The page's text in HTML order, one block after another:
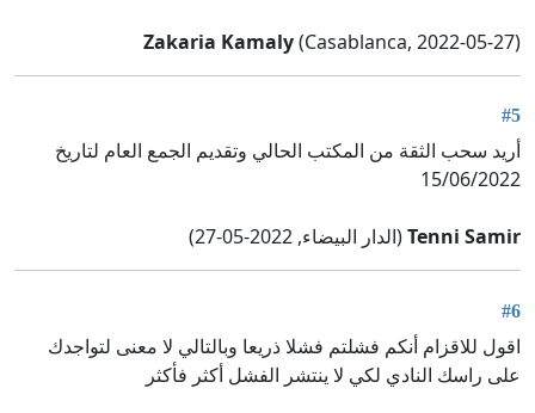
Zakaria Kamaly(Casablanca, 2022-05-27)
#5
أريد سحب الثقة من المكتب الحالي وتقديم الجمع العام لتاريخ
15/06/2022
Tenni Samir(الدار البيضاء, 2022-05-27)
#6
اقول للاقزام أنكم فشلتم فشلا ذريعا وبالتالي لا معنى لتواجدك
على راسك النادي لكي لا ينتشر الفشل أكثر فأكثر